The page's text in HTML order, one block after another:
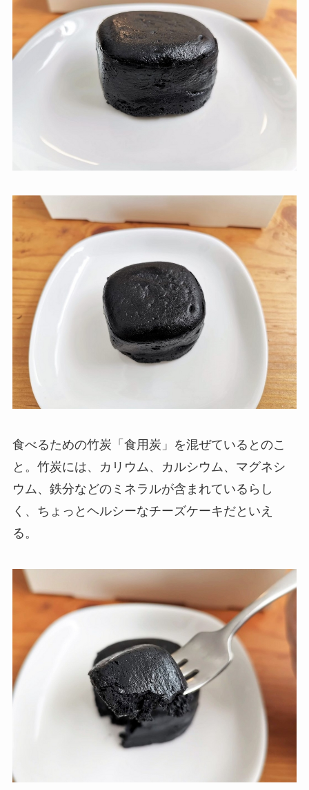
食べるための竹炭「食用炭」を混ぜているとのこ
と。竹炭には、カリウム、カルシウム、マグネシ
ウム、鉄分などのミネラルが含まれているらし
く、ちょっとヘルシーなチーズケーキだといえ
る。